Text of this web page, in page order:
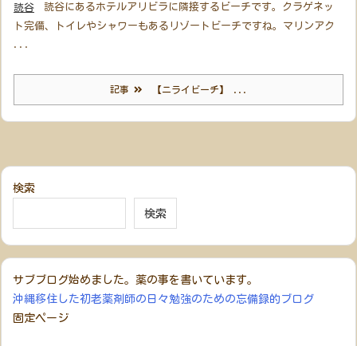
読谷
読谷にあるホテルアリビラに隣接するビーチです。クラゲネッ
ト完備、トイレやシャワーもあるリゾートビーチですね。マリンアク
...
記事 【ニライビーチ】 ...
検索
検索
サブブログ始めました。薬の事を書いています。
沖縄移住した初老薬剤師の日々勉強のための忘備録的ブログ
固定ページ